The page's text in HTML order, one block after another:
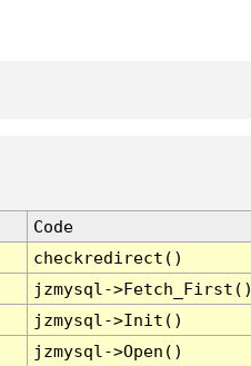
Code
checkredirect()
jzmysql-
jzmysql->Init()
jzmysql->Open()